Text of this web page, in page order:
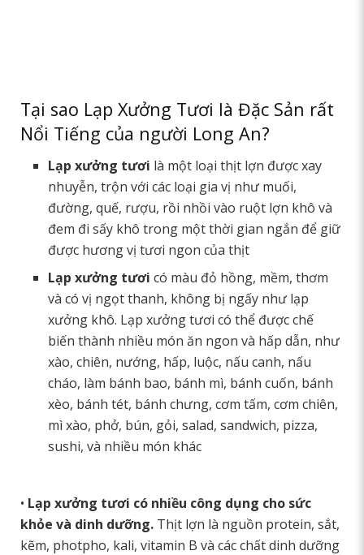
Tại sao Lạp Xưởng Tươi là Đặc Sản rất
Nổi Tiếng của người Long An?
Lạp xưởng tươi là một loại thịt lợn được xay
nhuyễn, trộn với các loại gia vị như muối,
đường, quế, rượu, rồi nhồi vào ruột lợn khô và
đem đi sấy khô trong một thời gian ngắn để giữ
được hương vị tươi ngon của thịt
Lạp xưởng tươi có màu đỏ hồng, mềm, thơm
và có vị ngọt thanh, không bị ngấy như lạp
xưởng khô. Lạp xưởng tươi có thể được chế
biến thành nhiều món ăn ngon và hấp dẫn, như
xào, chiên, nướng, hấp, luộc, nấu canh, nấu
cháo, làm bánh bao, bánh mì, bánh cuốn, bánh
xèo, bánh tét, bánh chưng, cơm tấm, cơm chiên,
mì xào, phở, bún, gỏi, salad, sandwich, pizza,
sushi, và nhiều món khác
• Lạp xưởng tươi có nhiều công dụng cho sức
khỏe và dinh dưỡng. Thịt lợn là nguồn protein, sắt,
kẽm, photpho, kali, vitamin B và các chất dinh dưỡng